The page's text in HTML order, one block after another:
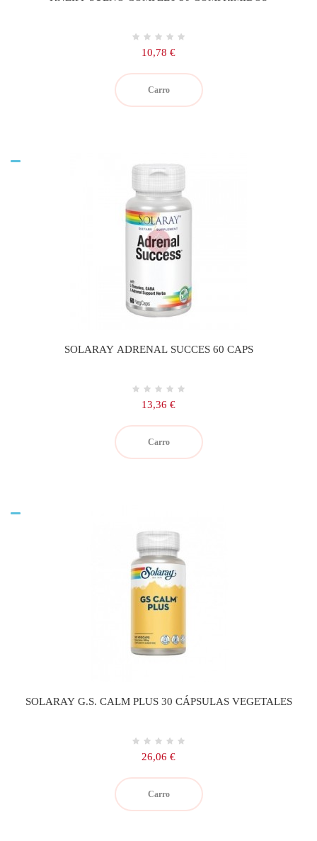
Precio
10,78 €
Carro
SOLARAY ADRENAL SUCCES 60 CAPS
Precio
13,36 €
Carro
SOLARAY G.S. CALM PLUS 30 CÁPSULAS VEGETALES
Precio
26,06 €
Carro